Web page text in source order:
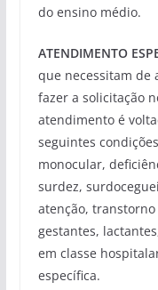
do ensino médio.
ATENDIMENTO
que necessitam de
fazer a solicitação
atendimento é
seguintes
monocular,
surdez,
atenção, transtorno
gestantes,
em classe
específica.